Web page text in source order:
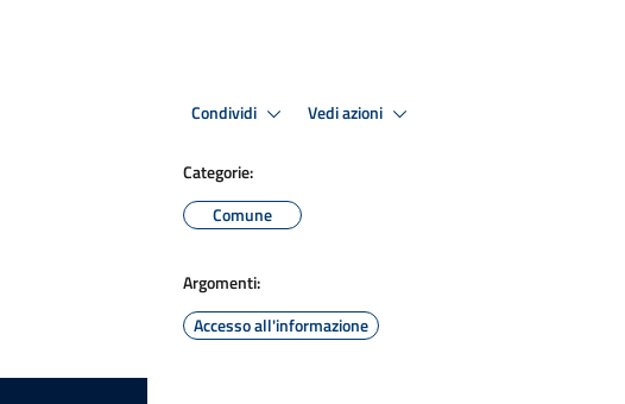
Condividi Vedi azioni
Categorie:
Comune
Argomenti:
Accesso all'informazione